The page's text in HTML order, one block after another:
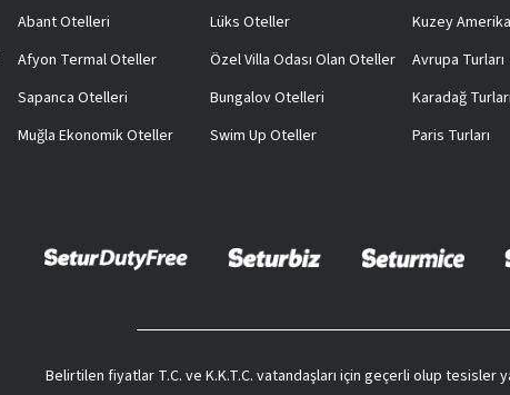
Abant Otelleri
Afyon Termal Oteller
Sapanca Otelleri
Muğla Ekonomik Oteller
Lüks Oteller
Özel Villa Odası Olan Oteller
Bungalov Otelleri
Swim Up Oteller
Kuzey
Avrupa Turları
Karadağ Turları
Paris Turları
Belirtilen fiyatlar T.C. ve K.K.T.C. vatandaşları için geçerli olup